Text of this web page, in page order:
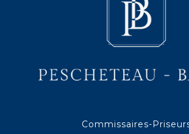
Commissaires-